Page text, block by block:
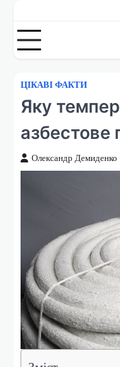
вмісту
ЦІКАВІ ФАКТИ
Яку
азбестове
Олександр Демиденко